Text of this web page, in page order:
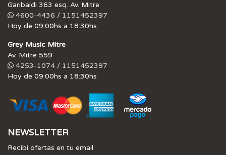
Garibaldi 363 esq. Av. Mitre
4600-4436 / 1151452397
Hoy de 09:00hs a 18:30hs
Grey Music Mitre
Av. Mitre 559
4253-1074 / 1151452397
Hoy de 09:00hs a 18:30hs
NEWSLETTER
Recibí ofertas en tu email